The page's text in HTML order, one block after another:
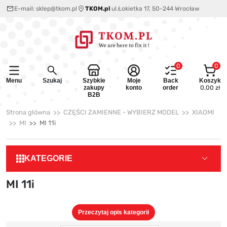
E-mail: sklep@tkom.pl TKOM.pl ul.Łokietka 17, 50-244 Wrocław
Menu Szukaj
Szybkie
zakupy
B2B
Moje
konto
0
Back
order
0
Koszyk
0,00 zł
Strona główna CZĘŚCI ZAMIENNE - WYBIERZ MODEL
XIAOMI
MI
MI 11i
KATEGORIE
MI 11i
Przeczytaj opis kategorii